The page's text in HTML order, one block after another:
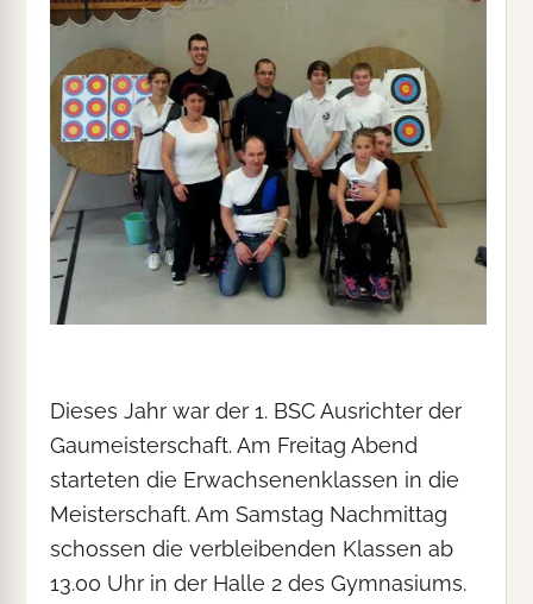
Dieses Jahr war der 1. BSC Ausrichter der
Gaumeisterschaft. Am Freitag Abend
starteten die Erwachsenenklassen in die
Meisterschaft. Am Samstag Nachmittag
schossen die verbleibenden Klassen ab
13.00 Uhr in der Halle 2 des Gymnasiums.